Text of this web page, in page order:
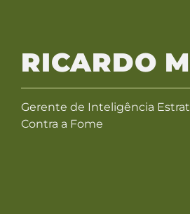
RICARDO
Gerente de Inteligência
Contra a Fome